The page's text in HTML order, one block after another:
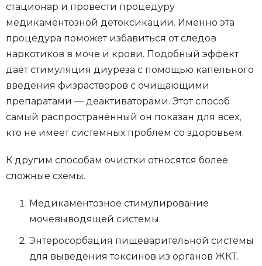
ОСТАВИТЬ ЗАЯВКУ
Или позвоните по номеру
8 800 775 82 90
стационар и провести процедуру
медикаментозной детоксикации. Именно эта
процедура поможет избавиться от следов
наркотиков в моче и крови. Подобный эффект
даёт стимуляция диуреза с помощью капельного
введения физрастворов с очищающими
препаратами — деактиваторами. Этот способ
самый распространённый он показан для всех,
кто не имеет системных проблем со здоровьем.
К другим способам очистки относятся более
сложные схемы.
Медикаментозное стимулирование
мочевыводящей системы.
Энтеросорбация пищеварительной системы
для выведения токсинов из органов ЖКТ.